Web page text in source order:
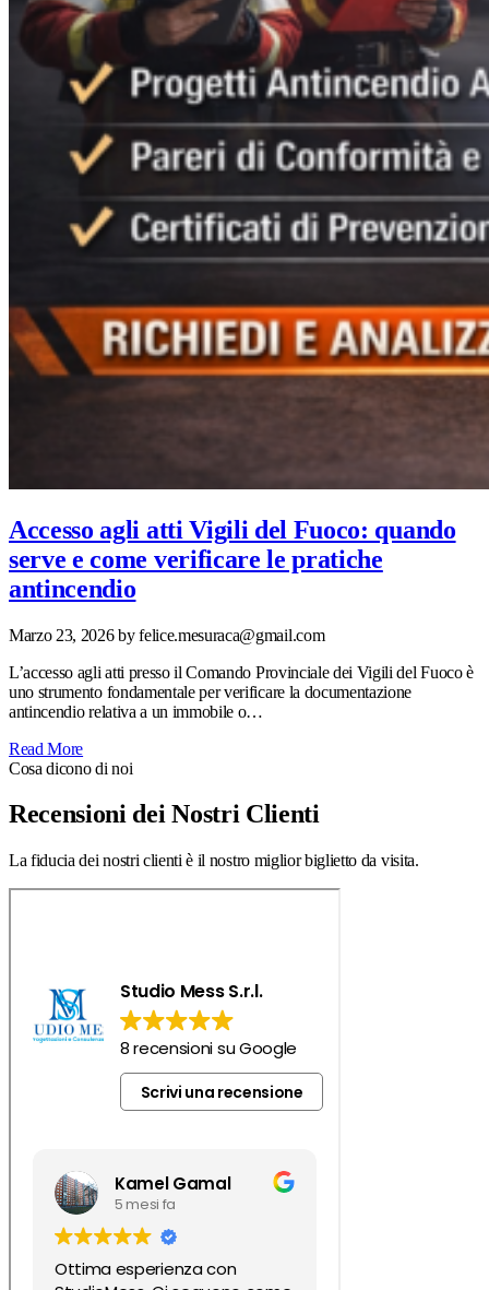
Accesso agli atti Vigili del Fuoco: quando
serve e come verificare le pratiche
antincendio
Marzo 23, 2026by felice.mesuraca@gmail.com
L’accesso agli atti presso il Comando Provinciale dei Vigili del Fuoco è
uno strumento fondamentale per verificare la documentazione
antincendio relativa a un immobile o…
Read More
Cosa dicono di noi
Recensioni dei Nostri Clienti
La fiducia dei nostri clienti è il nostro miglior biglietto da visita.